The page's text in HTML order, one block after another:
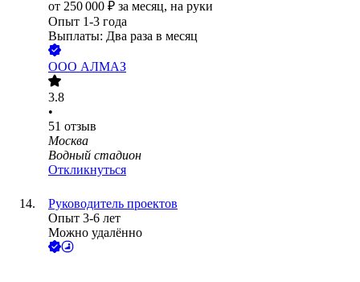
от 250 000 ₽ за месяц, на руки
Опыт 1-3 года
Выплаты: Два раза в месяц
ООО АЛМАЗ
3.8
•
51 отзыв
Москва
Водный стадион
Откликнуться
Руководитель проектов
Опыт 3-6 лет
Можно удалённо